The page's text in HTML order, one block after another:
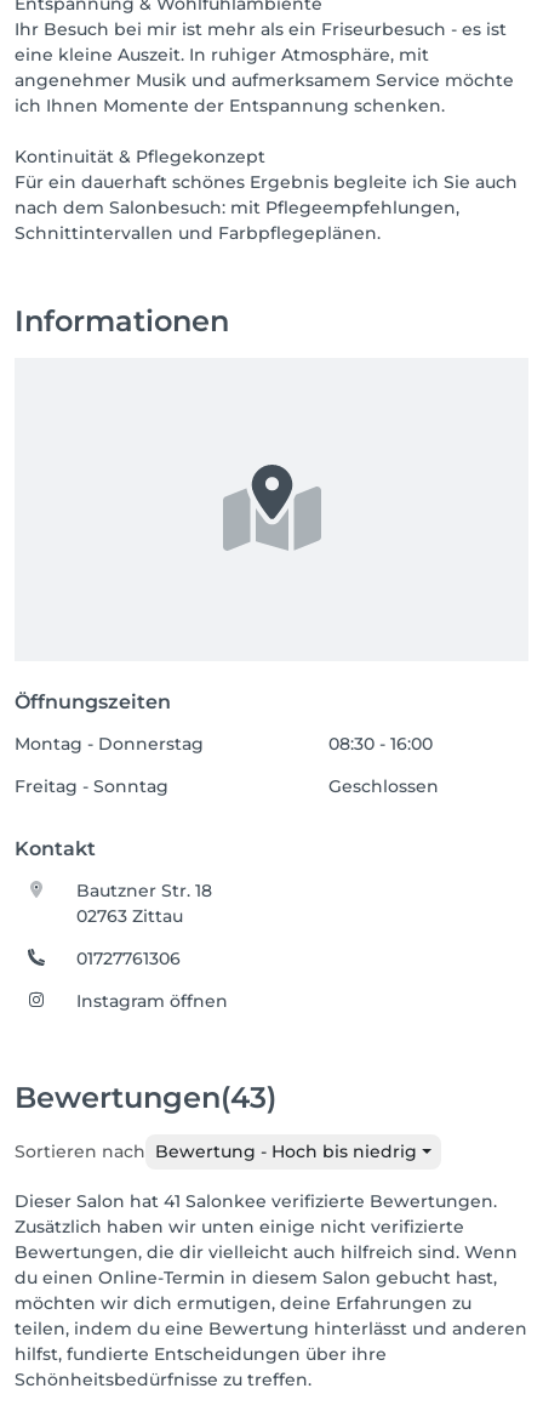
Ihr Besuch bei mir ist mehr als ein Friseurbesuch - es ist
eine kleine Auszeit. In ruhiger Atmosphäre, mit
angenehmer Musik und aufmerksamem Service möchte
ich Ihnen Momente der Entspannung schenken.
Kontinuität & Pflegekonzept
Für ein dauerhaft schönes Ergebnis begleite ich Sie auch
nach dem Salonbesuch: mit Pflegeempfehlungen,
Schnittintervallen und Farbpflegeplänen.
Informationen
Öffnungszeiten
Montag - Donnerstag
08:30 - 16:00
Freitag - Sonntag
Geschlossen
Kontakt
Bautzner Str. 18
02763 Zittau
01727761306
Instagram öffnen
Bewertungen(43)
Sortieren nach Bewertung - Hoch bis niedrig
Dieser Salon hat 41 Salonkee verifizierte Bewertungen.
Zusätzlich haben wir unten einige nicht verifizierte
Bewertungen, die dir vielleicht auch hilfreich sind. Wenn
du einen Online-Termin in diesem Salon gebucht hast,
möchten wir dich ermutigen, deine Erfahrungen zu
teilen, indem du eine Bewertung hinterlässt und anderen
hilfst, fundierte Entscheidungen über ihre
Schönheitsbedürfnisse zu treffen.